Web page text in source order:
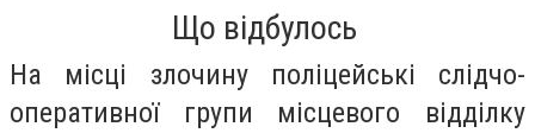
Що відбулось
На місці злочину поліцейські слідчо-
оперативної групи місцевого відділку